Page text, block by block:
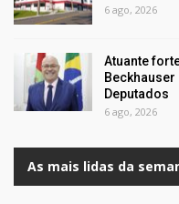
6 ago, 2026
Atuante
Deputados
6 ago, 2026
As mais lidas da